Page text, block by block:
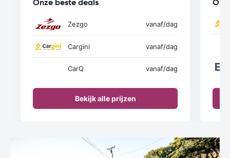
Onze beste deals
Zezgo vanaf/dag
Cargini vanaf/dag
CarQ vanaf/dag
Bekijk alle prijzen